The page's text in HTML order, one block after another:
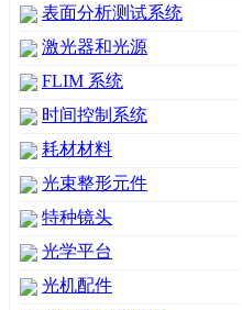
表面分析测试系统
激光器和光源
FLIM 系统
时间控制系统
耗材材料
光束整形元件
特种镜头
光学平台
光机配件